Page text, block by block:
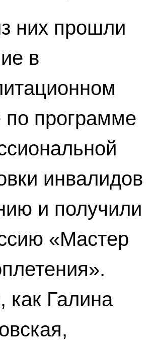
них прошли
в
по программе
инвалидов
и получили
«Мастер
как Галина